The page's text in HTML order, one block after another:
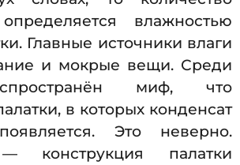
влажностью
Главные источники влаги
и мокрые вещи. Среди
миф, что
в которых конденсат
Это неверно.
конструкция палатки